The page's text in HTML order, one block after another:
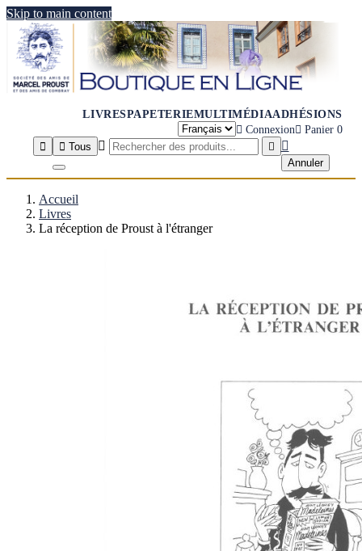
Skip to main content
LIVRESPAPETERIEMULTIMÉDIAADHÉSIONS
 Connexion Panier 0

 Tous   
Annuler
Accueil
Livres
La réception de Proust à l'étranger